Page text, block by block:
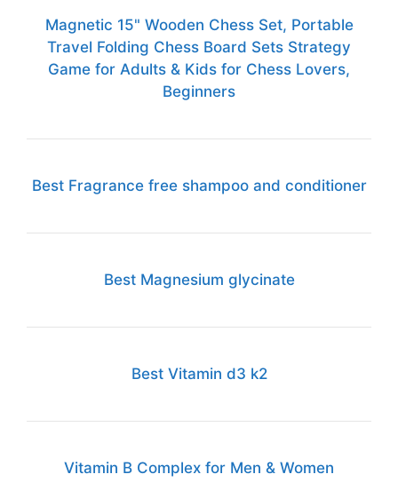
Magnetic 15" Wooden Chess Set, Portable
Travel Folding Chess Board Sets Strategy
Game for Adults & Kids for Chess Lovers,
Beginners
Best Fragrance free shampoo and conditioner
Best Magnesium glycinate
Best Vitamin d3 k2
Vitamin B Complex for Men & Women